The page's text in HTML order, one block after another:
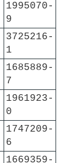
1995070-
9
3725216-
1
1685889-
7
1961923-
0
1747209-
6
1669359-